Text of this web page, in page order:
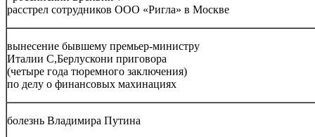
расстрел сотрудников ООО «Ригла» в Москве
вынесение бывшему премьер-министру
Италии С,Берлускони приговора
(четыре года тюремного заключения)
по делу о финансовых махинациях
болезнь Владимира Путина